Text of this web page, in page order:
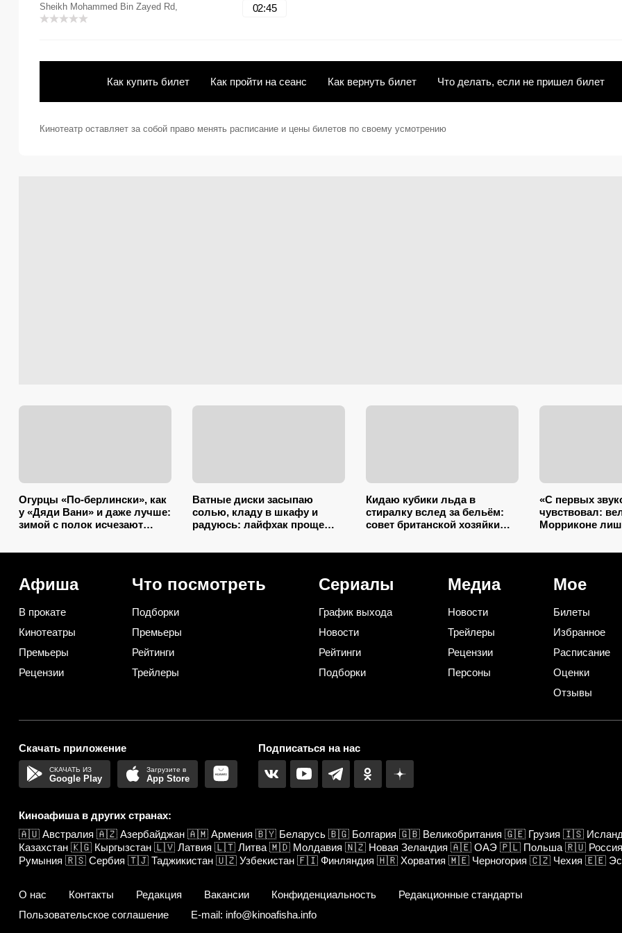
Sheikh Mohammed Bin Zayed Rd, 02:45
Как купить билет Как пройти на сеанс Как вернуть билет Что делать, если не пришел билет
Кинотеатр оставляет за собой право менять расписание и цены билетов по своему усмотрению
Огурцы «По-берлински», как
у «Дяди Вани» и даже лучше:
зимой с полок исчезают
Ватные диски засыпаю
солью, кладу в шкафу и
радуюсь: лайфхак проще
Кидаю кубики льда в
стиралку вслед за бельём:
совет британской хозяйки
«С первых
чувствовал:
Морриконе
Афиша
В прокате
Кинотеатры
Премьеры
Рецензии
Что посмотреть
Подборки
Премьеры
Рейтинги
Трейлеры
Сериалы
График выхода
Новости
Рейтинги
Подборки
Медиа
Новости
Трейлеры
Рецензии
Персоны
Мое
Билеты
Избранное
Расписание
Оценки
Отзывы
Скачать приложение
Google Play App Store
Подписаться на нас
Киноафиша в других странах:
🇦🇺 Австралия 🇦🇿 Азербайджан 🇦🇲 Армения 🇧🇾 Беларусь 🇧🇬 Болгария 🇬🇧 Великобритания 🇬🇪 Грузия 🇮🇸
Казахстан 🇰🇬 Кыргызстан 🇱🇻 Латвия 🇱🇹 Литва 🇲🇩 Молдавия 🇳🇿 Новая Зеландия 🇦🇪 ОАЭ 🇵🇱 Польша 🇷🇺 Россия
Румыния 🇷🇸 Сербия 🇹🇯 Таджикистан 🇺🇿 Узбекистан 🇫🇮 Финляндия 🇭🇷 Хорватия 🇲🇪 Черногория 🇨🇿 Чехия 🇪🇪
О нас Контакты Редакция Вакансии Конфиденциальность
Редакционные стандарты
Пользовательское соглашение
E-mail: info@kinoafisha.info